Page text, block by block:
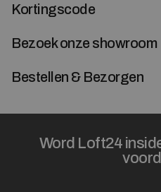
Kortingscode
Bezoek onze showroom
Bestellen & Bezorgen
Word Loft24